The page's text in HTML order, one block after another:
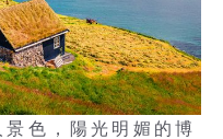
色，陽光明媚的博